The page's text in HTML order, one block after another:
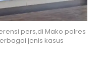
pers,di Mako polres
jenis kasus